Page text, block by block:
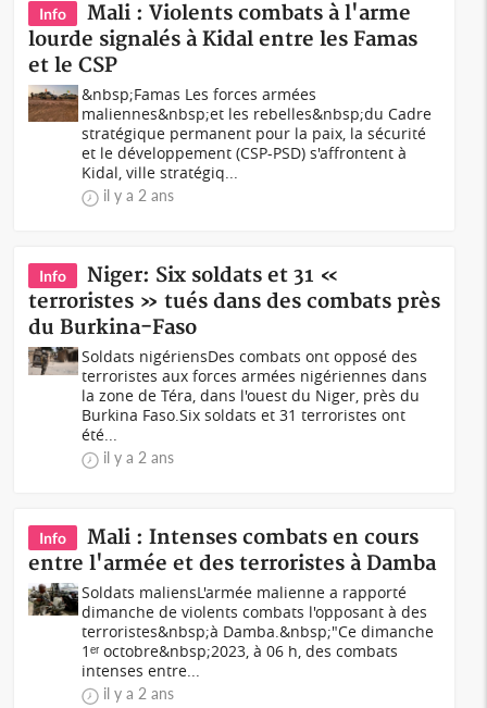
Info
Mali : Violents combats à l'arme
lourde signalés à Kidal entre les Famas
et le CSP
&nbsp;Famas Les forces armées
maliennes&nbsp;et les rebelles&nbsp;du Cadre
stratégique permanent pour la paix, la sécurité
et le développement (CSP-PSD) s'affrontent à
Kidal, ville stratégiq...
il y a 2 ans
Info
Niger: Six soldats et 31 «
terroristes » tués dans des combats près
du Burkina-Faso
Soldats nigériensDes combats ont opposé des
terroristes aux forces armées nigériennes dans
la zone de Téra, dans l'ouest du Niger, près du
Burkina Faso.Six soldats et 31 terroristes ont
été...
il y a 2 ans
Info
Mali : Intenses combats en cours
entre l'armée et des terroristes à Damba
Soldats maliensL'armée malienne a rapporté
dimanche de violents combats l'opposant à des
terroristes&nbsp;à Damba.&nbsp;"Ce dimanche
1ᵉʳ octobre&nbsp;2023, à 06 h, des combats
intenses entre...
il y a 2 ans